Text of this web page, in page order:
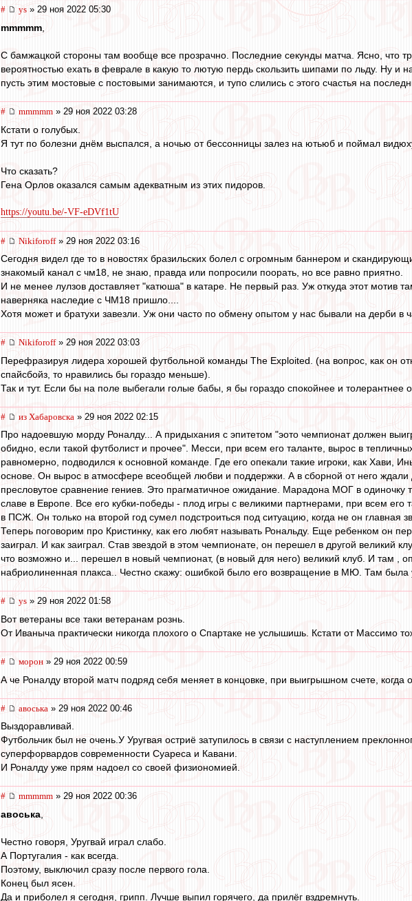
# ys » 29 ноя 2022 05:30
mmmmm
С бамжацкой стороны там вообще все прозрачно. Последние секунды матча. Ясно, что
вероятностью ехать в феврале в какую то лютую пердь скользить шипами по льду. Ну и
пусть этим мостовые с постовыми занимаются, и тупо слились с этого счастья на
# mmmmm » 29 ноя 2022 03:28
Кстати о голубых.
Я тут по болезни днём выспался, а ночью от бессонницы залез на ютьюб и поймал
Что сказать?
Гена Орлов оказался самым адекватным из этих пидоров.
https://youtu.be/-VF-eDVf1tU
# Nikiforoff» 29 ноя 2022 03:16
Сегодня видел где то в новостях бразильских болел с огромным баннером и
знакомый канал с чм18, не знаю, правда или попросили поорать, но все равно приятно.
И не менее лулзов доставляет "катюша" в катаре. Не первый раз. Уж откуда этот мотив
наверняка наследие с ЧМ18 пришло....
Хотя может и братухи завезли. Уж они часто по обмену опытом у нас бывали на дерби в
# Nikiforoff» 29 ноя 2022 03:03
Перефразируя лидера хорошей футбольной команды The Еxploited. (на вопрос, как он
спайсбойз, то нравились бы гораздо меньше).
Так и тут. Если бы на поле выбегали голые бабы, я бы гораздо спокойнее и толерантнее
# из Хабаровска » 29 ноя 2022 02:15
Про надоевшую морду Роналду... А придыхания с эпитетом "эото чемпионат должен
обидно, если такой футболист и прочее". Месси, при всем его таланте, вырос в
равномерно, подводился к основной команде. Где его опекали такие игроки, как Хави,
основе. Он вырос в атмосфере всеобщей любви и поддержки. А в сборной от него
пресловутое сравнение гениев. Это прагматичное ожидание. Марадона МОГ в
славе в Европе. Все его кубки-победы - плод игры с великими партнерами, при всем
в ПСЖ. Он только на второй год сумел подстроиться под ситуацию, когда не он главная
Теперь поговорим про Кристинку, как его любят называть Рональду. Еще ребенком он
заиграл. И как заиграл. Став звездой в этом чемпионате, он перешел в другой великий
что возможно и... перешел в новый чемпионат, (в новый для него) великий клуб. И там ,
набриолиненная плакса.. Честно скажу: ошибкой было его возвращение в МЮ. Там была
# ys » 29 ноя 2022 01:58
Вот ветераны все таки ветеранам рознь.
От Иваныча практически никогда плохого о Спартаке не услышишь. Кстати от Массимо
# морон » 29 ноя 2022 00:59
А че Роналду второй матч подряд себя меняет в концовке, при выигрышном счете, когда
# авоська » 29 ноя 2022 00:46
Выздоравливай.
Футбольчик был не очень.У Уругвая остриё затупилось в связи с наступлением
суперфорвардов современности Суареса и Кавани.
И Роналду уже прям надоел со своей физиономией.
# mmmmm » 29 ноя 2022 00:36
авоська
Честно говоря, Уругвай играл слабо.
А Португалия - как всегда.
Поэтому, выключил сразу после первого гола.
Конец был ясен.
Да и приболел я сегодня, грипп. Лучше выпил горячего, да прилёг вздремнуть.